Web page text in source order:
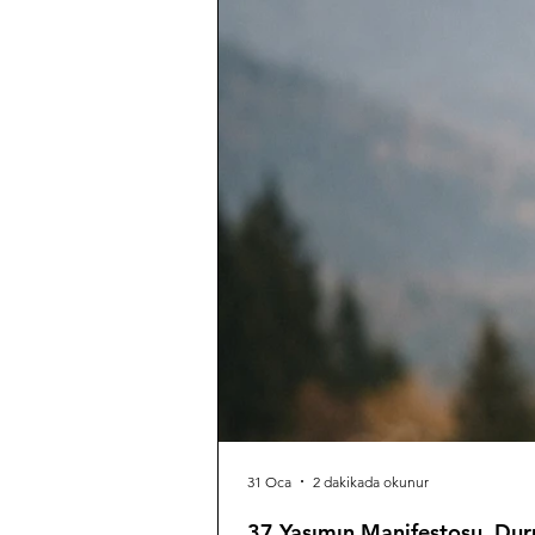
31 Oca 2 dakikada okunur